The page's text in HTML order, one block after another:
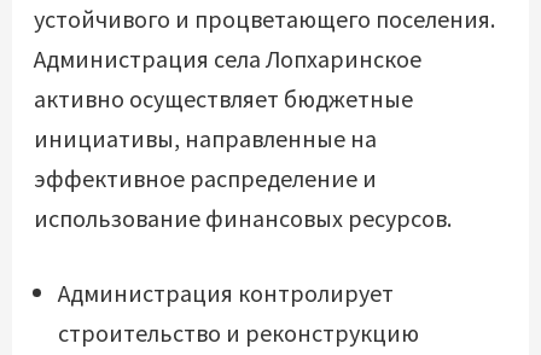
устойчивого и процветающего поселения.
Администрация села Лопхаринское
активно осуществляет бюджетные
инициативы, направленные на
эффективное распределение и
использование финансовых ресурсов.
Администрация контролирует
строительство и реконструкцию